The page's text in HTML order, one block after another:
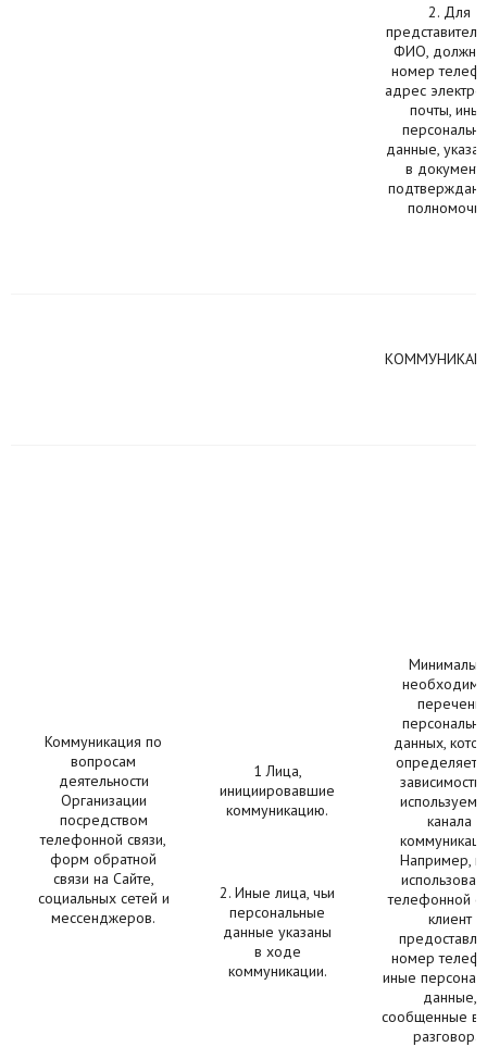
2. Для
ФИО,
номер
адрес
почты,
данные,
в
Коммуникация по
вопросам
деятельности
Организации
посредством
телефонной связи,
форм обратной
связи на Сайте,
социальных сетей и
мессенджеров.
1 Лица,
инициировавшие
коммуникацию.
2. Иные лица, чьи
персональные
данные указаны
в ходе
коммуникации.
перечень
данных,
зависимости
канала
Например,
телефонной
клиент
номер
иные
данные,
сообщенные в
разговора.